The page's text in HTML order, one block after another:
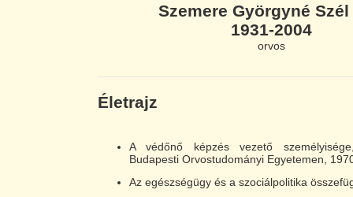
Szemere Györgyné Szél
1931-2004
orvos
Életrajz
A védőnő képzés vezető
Budapesti Orvostudományi Egyetemen,
Az egészségügy és a szociálpolitika